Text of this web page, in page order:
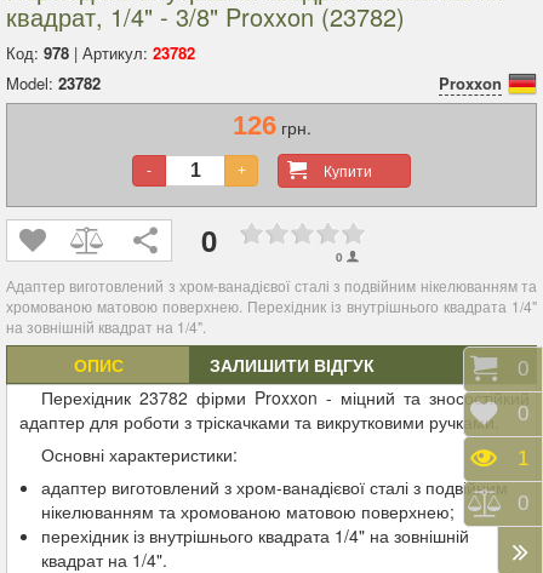
квадрат, 1/4" - 3/8" Proxxon (23782)
Код: 978 | Артикул: 23782
Model: 23782 Proxxon
126грн.
Купити
- +
0 0
Адаптер виготовлений з хром-ванадієвої сталі з подвійним нікелюванням та
хромованою матовою поверхнею. Перехідник із внутрішнього квадрата 1/4"
на зовнішній квадрат на 1/4".
ОПИС
ЗАЛИШИТИ ВІДГУК
Перехідник 23782 фірми Proxxon - міцний та зносостійкий
адаптер для роботи з тріскачками та викрутковими ручками.
Основні характеристики:
адаптер виготовлений з хром-ванадієвої сталі з подвійним
нікелюванням та хромованою матовою поверхнею;
перехідник із внутрішнього квадрата 1/4" на зовнішній
квадрат на 1/4".
0
0
1
0